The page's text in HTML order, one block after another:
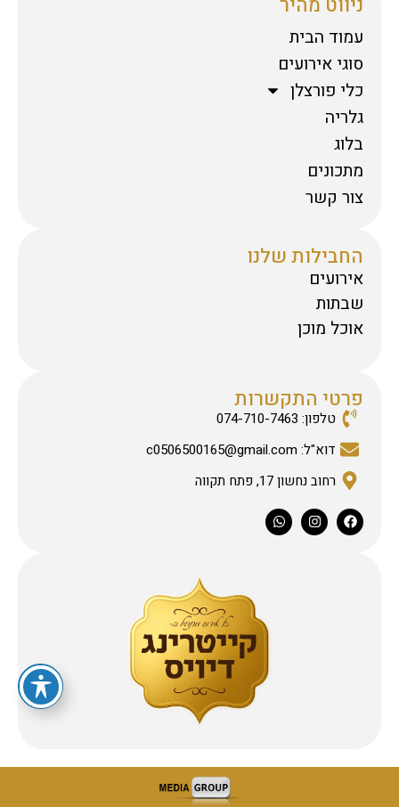
עמוד הבית
סוגי אירועים
כלי פורצלן
גלריה
בלוג
מתכונים
צור קשר
החבילות שלנו
אירועים
שבתות
אוכל מוכן
פרטי התקשרות
טלפון: 074-710-7463
דוא"ל: c0506500165@gmail.com
רחוב נחשון 17, פתח תקווה